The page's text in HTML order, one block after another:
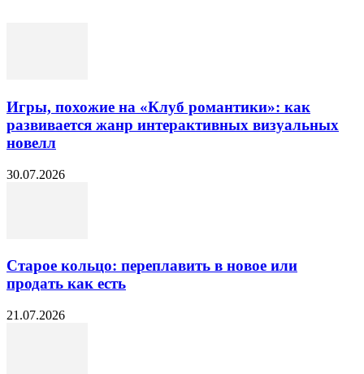
Игры, похожие на «Клуб романтики»: как
развивается жанр интерактивных визуальных
новелл
30.07.2026
Старое кольцо: переплавить в новое или
продать как есть
21.07.2026